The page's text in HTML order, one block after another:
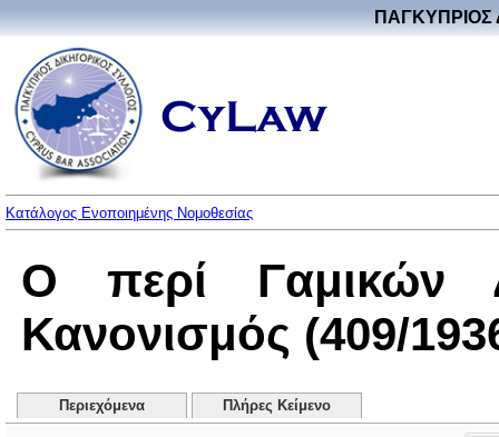
ΠΑΓΚΥΠΡΙΟΣ
Κατάλογος Ενοποιημένης Νομοθεσίας
Ο περί Γαμικών
Κανονισμός (409/
Περιεχόμενα Πλήρες Κείμενο